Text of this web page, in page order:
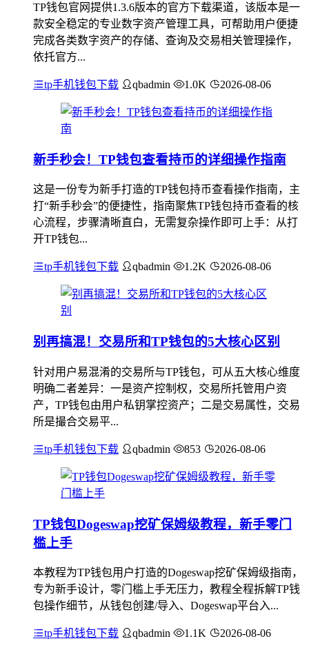
TP钱包官网提供1.3.6版本的官方下载渠道，该版本是一
款安全稳定的专业数字资产管理工具，可帮助用户便捷
完成各类数字资产的存储、查询及交易相关管理操作，
依托官方...
tp手机钱包下载 qbadmin 1.0K 2026-08-06
新手秒会！TP钱包查看持币的详细操作指南
这是一份专为新手打造的TP钱包持币查看操作指南，主
打“新手秒会”的便捷性，指南聚焦TP钱包持币查看的核
心流程，步骤清晰直白，无需复杂操作即可上手：从打
开TP钱包...
tp手机钱包下载 qbadmin 1.2K 2026-08-06
别再搞混！交易所和TP钱包的5大核心区别
针对用户易混淆的交易所与TP钱包，可从五大核心维度
明确二者差异：一是资产控制权，交易所托管用户资
产，TP钱包由用户私钥掌控资产；二是交易属性，交易
所是撮合交易平...
tp手机钱包下载 qbadmin 853 2026-08-06
TP钱包Dogeswap挖矿保姆级教程，新手零门
槛上手
本教程为TP钱包用户打造的Dogeswap挖矿保姆级指南，
专为新手设计，零门槛上手无压力，教程全程拆解TP钱
包操作细节，从钱包创建/导入、Dogeswap平台入...
tp手机钱包下载 qbadmin 1.1K 2026-08-06